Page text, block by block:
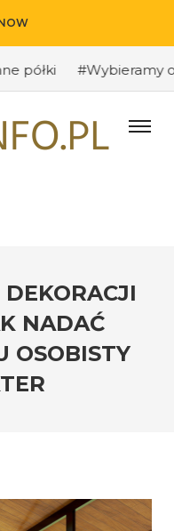
#Wybieramy
NADAĆ
OSOBISTY